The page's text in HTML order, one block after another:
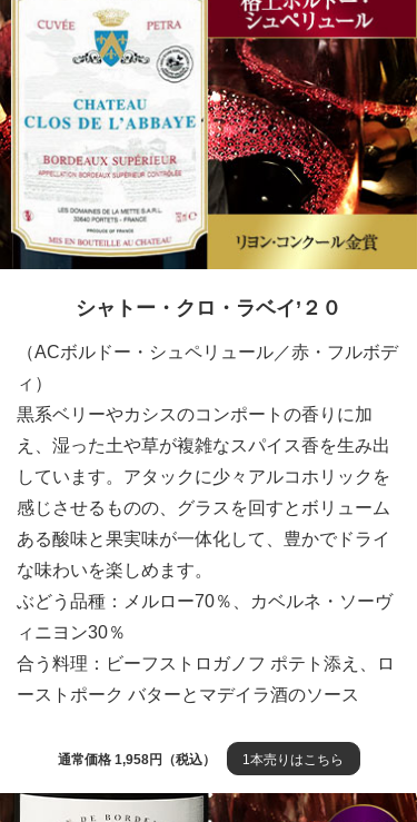
シャトー・クロ・ラベイ’２０
（ACボルドー・シュペリュール／赤・フルボデ
ィ）
黒系ベリーやカシスのコンポートの香りに加
え、湿った土や草が複雑なスパイス香を生み出
しています。アタックに少々アルコホリックを
感じさせるものの、グラスを回すとボリューム
ある酸味と果実味が一体化して、豊かでドライ
な味わいを楽しめます。
ぶどう品種：メルロー70％、カベルネ・ソーヴ
ィニヨン30％
合う料理：ビーフストロガノフ ポテト添え、ロ
ーストポーク バターとマデイラ酒のソース
通常価格 1,958円（税込） 1本売りはこちら